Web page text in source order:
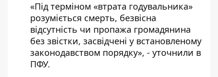
«Під терміном «втрата годувальника»
розуміється смерть, безвісна
відсутність чи пропажа громадянина
без звістки, засвідчені у встановленому
законодавством порядку», - уточнили в
ПФУ.